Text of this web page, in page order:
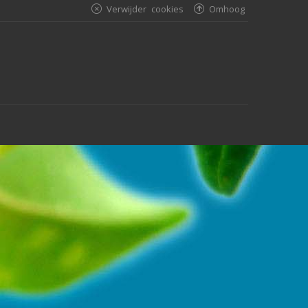
Omhoog
Verwijder cookies